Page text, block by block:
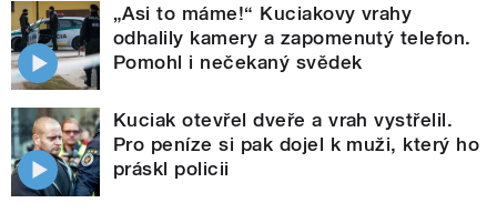
„Asi to máme!“ Kuciakovy vrahy
odhalily kamery a zapomenutý telefon.
Pomohl i nečekaný svědek
Kuciak otevřel dveře a vrah vystřelil.
Pro peníze si pak dojel k muži, který ho
práskl policii